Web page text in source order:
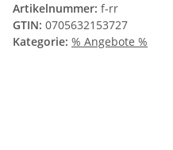
Artikelnummer: f-rr
GTIN: 0705632153727
Kategorie: % Angebote %